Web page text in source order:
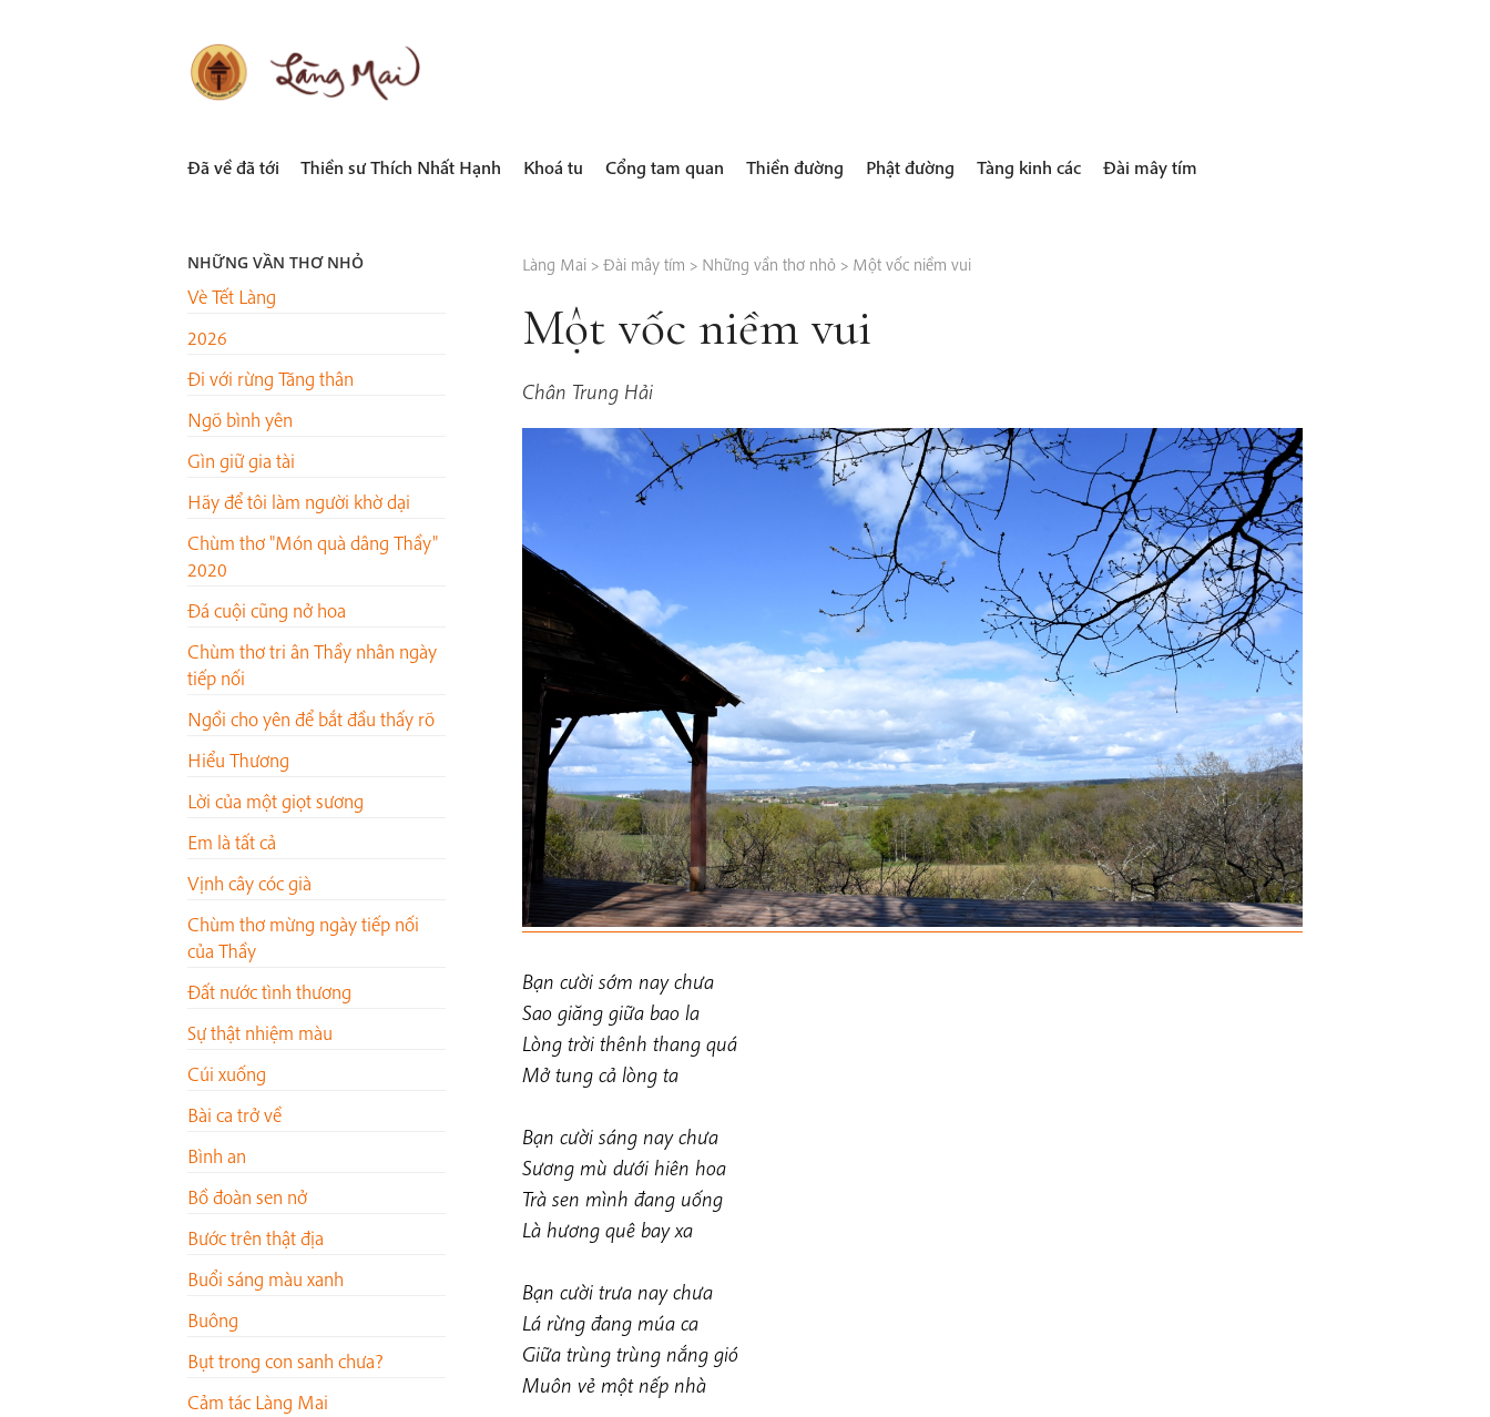
LÀNG MAI
Đã về đã tới Thiền sư Thích Nhất Hạnh Khoá tu Cổng tam quan Thiền đường Phật đường Tàng kinh các Đài mây tím
NHỮNG VẦN THƠ NHỎ
Vè Tết Làng
2026
Đi với rừng Tăng thân
Ngõ bình yên
Gìn giữ gia tài
Hãy để tôi làm người khờ dại
Chùm thơ "Món quà dâng Thầy"
2020
Đá cuội cũng nở hoa
Chùm thơ tri ân Thầy nhân ngày
tiếp nối
Ngồi cho yên để bắt đầu thấy rõ
Hiểu Thương
Lời của một giọt sương
Em là tất cả
Vịnh cây cóc già
Chùm thơ mừng ngày tiếp nối
của Thầy
Đất nước tình thương
Sự thật nhiệm màu
Cúi xuống
Bài ca trở về
Bình an
Bồ đoàn sen nở
Bước trên thật địa
Buổi sáng màu xanh
Buông
Bụt trong con sanh chưa?
Cảm tác Làng Mai
Làng Mai> Đài mây tím > Những vần thơ nhỏ> Một vốc niềm vui
Một vốc niềm vui
Chân Trung Hải
Bạn cười sớm nay chưa
Sao giăng giữa bao la
Lòng trời thênh thang quá
Mở tung cả lòng ta
Bạn cười sáng nay chưa
Sương mù dưới hiên hoa
Trà sen mình đang uống
Là hương quê bay xa
Bạn cười trưa nay chưa
Lá rừng đang múa ca
Giữa trùng trùng nắng gió
Muôn vẻ một nếp nhà